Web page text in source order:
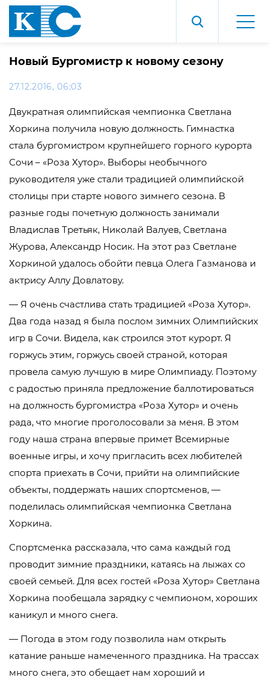
Новый Бургомистр к новому сезону
27.12.2016, 06:03
Двукратная олимпийская чемпионка Светлана
Хоркина получила новую должность. Гимнастка
стала бургомистром крупнейшего горного курорта
Сочи – «Роза Хутор». Выборы необычного
руководителя уже стали традицией олимпийской
столицы при старте нового зимнего сезона. В
разные годы почетную должность занимали
Владислав Третьяк, Николай Валуев, Светлана
Журова, Александр Носик. На этот раз Светлане
Хоркиной удалось обойти певца Олега Газманова и
актрису Аллу Довлатову.
— Я очень счастлива стать традицией «Роза Хутор».
Два года назад я была послом зимних Олимпийских
игр в Сочи. Видела, как строился этот курорт. Я
горжусь этим, горжусь своей страной, которая
провела самую лучшую в мире Олимпиаду. Поэтому
с радостью приняла предложение баллотироваться
на должность бургомистра «Роза Хутор» и очень
рада, что многие проголосовали за меня. В этом
году наша страна впервые примет Всемирные
военные игры, и хочу пригласить всех любителей
спорта приехать в Сочи, прийти на олимпийские
объекты, поддержать наших спортсменов, —
поделилась олимпийская чемпионка Светлана
Хоркина.
Спортсменка рассказала, что сама каждый год
проводит зимние праздники, катаясь на лыжах со
своей семьей. Для всех гостей «Роза Хутор» Светлана
Хоркина пообещала зарядку с чемпионом, хороших
каникул и много снега.
— Погода в этом году позволила нам открыть
катание раньше намеченного праздника. На трассах
много снега, это обещает нам хороший и